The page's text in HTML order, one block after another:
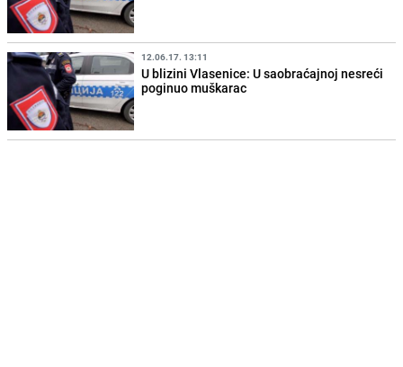
12.06.17. 13:11
U blizini Vlasenice: U saobraćajnoj nesreći
poginuo muškarac